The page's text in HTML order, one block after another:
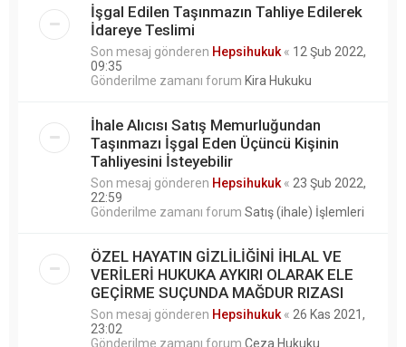
İşgal Edilen Taşınmazın Tahliye Edilerek
İdareye Teslimi
Son mesaj gönderen Hepsihukuk « 12 Şub 2022,
09:35
Gönderilme zamanı forum Kira Hukuku
İhale Alıcısı Satış Memurluğundan
Taşınmazı İşgal Eden Üçüncü Kişinin
Tahliyesini İsteyebilir
Son mesaj gönderen Hepsihukuk « 23 Şub 2022,
22:59
Gönderilme zamanı forum Satış (ihale) İşlemleri
ÖZEL HAYATIN GİZLİLİĞİNİ İHLAL VE
VERİLERİ HUKUKA AYKIRI OLARAK ELE
GEÇİRME SUÇUNDA MAĞDUR RIZASI
Son mesaj gönderen Hepsihukuk « 26 Kas 2021,
23:02
Gönderilme zamanı forum Ceza Hukuku